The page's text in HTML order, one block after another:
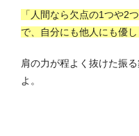
「人間なら欠点の1つや2
で、自分にも他人にも優
肩の力が程よく抜けた振
よ。